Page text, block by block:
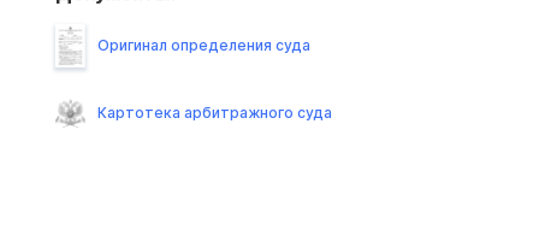
Оригинал определения суда
Картотека арбитражного суда